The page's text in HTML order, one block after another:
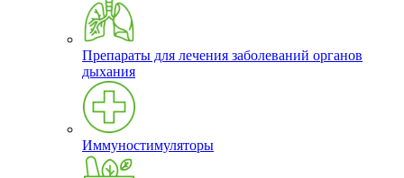
Препараты для лечения заболеваний органов
дыхания
Иммуностимуляторы